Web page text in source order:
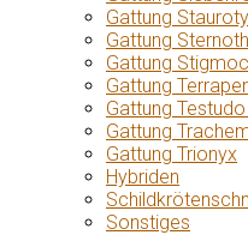
Gattung
Gattung
Gattung
Gattung
Gattung
Gattung
Gattung Trionyx
Hybriden
Sonstiges